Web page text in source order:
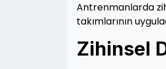
Antrenmanlarda
takımlarının
Zihinsel